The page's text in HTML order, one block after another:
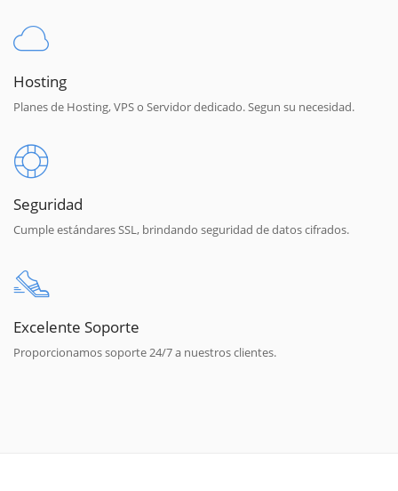
Hosting
Planes de Hosting, VPS o Servidor dedicado. Segun su necesidad.
Seguridad
Cumple estándares SSL, brindando seguridad de datos cifrados.
Excelente Soporte
Proporcionamos soporte 24/7 a nuestros clientes.